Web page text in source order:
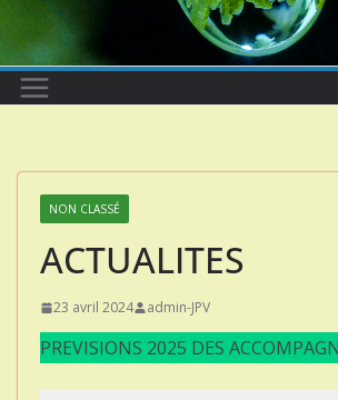
NON CLASSÉ
ACTUALITES
23 avril 2024 admin-JPV
PREVISIONS 2025 DES